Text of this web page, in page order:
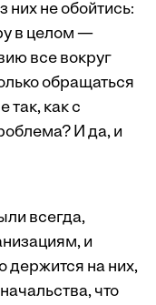
них не обойтись:
в целом —
все вокруг
обращаться
так, как с
И да, и
всегда,
и
держится на них,
что